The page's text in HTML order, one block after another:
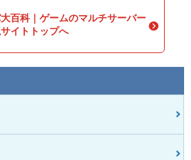
百科｜ゲームのマルチサーバー
イトトップへ